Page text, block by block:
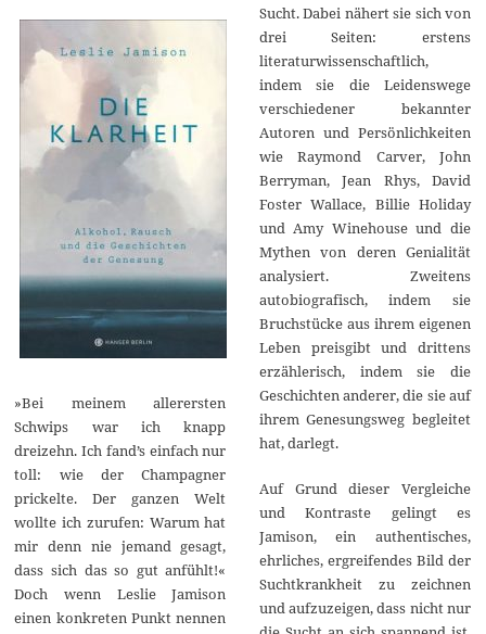
»Bei meinem allerersten
Schwips war ich knapp
dreizehn. Ich fand’s einfach nur
toll: wie der Champagner
prickelte. Der ganzen Welt
wollte ich zurufen: Warum hat
mir denn nie jemand gesagt,
dass sich das so gut anfühlt!«
Doch wenn Leslie Jamison
einen konkreten Punkt nennen
Sucht. Dabei nähert sie sich von
drei Seiten: erstens
literaturwissenschaftlich,
indem sie die Leidenswege
verschiedener bekannter
Autoren und Persönlichkeiten
wie Raymond Carver, John
Berryman, Jean Rhys, David
Foster Wallace, Billie Holiday
und Amy Winehouse und die
Mythen von deren Genialität
analysiert. Zweitens
autobiografisch, indem sie
Bruchstücke aus ihrem eigenen
Leben preisgibt und drittens
erzählerisch, indem sie die
Geschichten anderer, die sie auf
ihrem Genesungsweg begleitet
hat, darlegt.
Auf Grund dieser Vergleiche
und Kontraste gelingt es
Jamison, ein authentisches,
ehrliches, ergreifendes Bild der
Suchtkrankheit zu zeichnen
und aufzuzeigen, dass nicht nur